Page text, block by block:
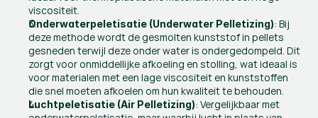
viscositeit.
Onderwaterpeletisatie (Underwater Pelletizing): Bij
deze methode wordt de gesmolten kunststof in pellets
gesneden terwijl deze onder water is ondergedompeld. Dit
zorgt voor onmiddellijke afkoeling en stolling, wat ideaal is
voor materialen met een lage viscositeit en kunststoffen
die snel moeten afkoelen om hun kwaliteit te behouden.
Luchtpeletisatie (Air Pelletizing): Vergelijkbaar met